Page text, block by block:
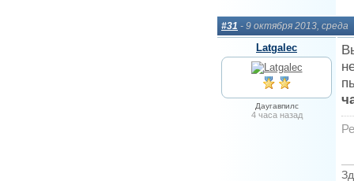
#31 - 9 октября 2013, среда
Latgalec
Даугавпилс
4 часа назад